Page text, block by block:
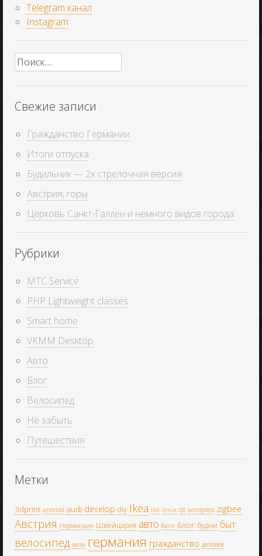
Telegram канал
Instagram
Найти:
Свежие записи
Гражданство Германии
Итоги отпуска
Будильник — 2х стрелочная версия
Австрия, горы
Церковь Санкт-Галлен и немного видов города
Рубрики
MTC Service
PHP Lightweight classes
Smart home
VKMM Desktop
Авто
Блог
Велосипед
Не забыть
Путешествия
Метки
3dprint android audi develop diy Ikea lidl linux qt wordpress zigbee
Австрия Нормандия Швейцария авто баги блог будни быт
велосипед виза германия гражданство деловое